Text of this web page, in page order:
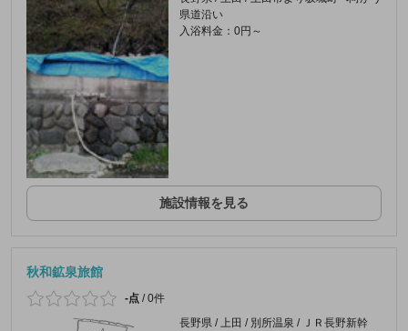
県道沿い
入浴料金：0円～
施設情報を見る
秋和鉱泉旅館
-点 /0件
長野県 / 上田 / 別所温泉 / ＪＲ長野新幹